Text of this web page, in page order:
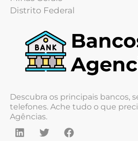
Distrito Federal
Descubra os principais bancos,
telefones. Ache tudo o que
Agências.